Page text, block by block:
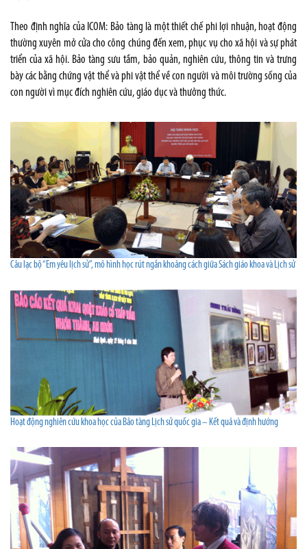
Theo định nghĩa của ICOM: Bảo tàng là một thiết chế phi lợi nhuận, hoạt động
thường xuyên mở cửa cho công chúng đến xem, phục vụ cho xã hội và sự phát
triển của xã hội. Bảo tàng sưu tầm, bảo quản, nghiên cứu, thông tin và trưng
bày các bằng chứng vật thể và phi vật thể về con người và môi trường sống của
con người vì mục đích nghiên cứu, giáo dục và thưởng thức.
Câu lạc bộ “Em yêu lịch sử”, mô hình học rút ngắn khoảng cách giữa Sách giáo khoa và Lịch sử
Hoạt động nghiên cứu khoa học của Bảo tàng Lịch sử quốc gia – Kết quả và định hướng